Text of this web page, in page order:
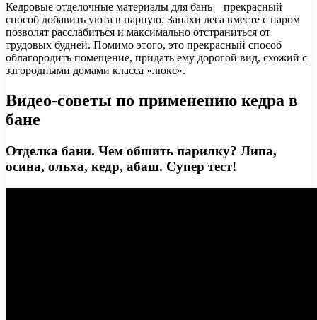
Кедровые отделочные материалы для бань – прекрасный
способ добавить уюта в парную. Запахи леса вместе с паром
позволят расслабиться и максимально отстраниться от
трудовых будней. Помимо этого, это прекрасный способ
облагородить помещение, придать ему дорогой вид, схожий с
загородными домами класса «люкс».
Видео-советы по применению кедра в
бане
Отделка бани. Чем обшить парилку? Липа,
осина, ольха, кедр, абаш. Супер тест!